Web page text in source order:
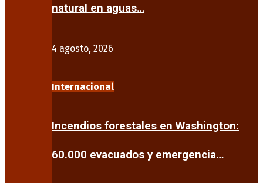
natural en aguas…
4 agosto, 2026
Internacional
Incendios forestales en Washington:
60.000 evacuados y emergencia…